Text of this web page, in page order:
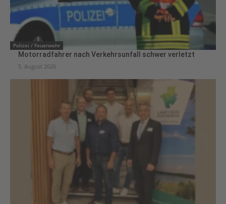
Polizei / Feuerwehr
Motorradfahrer nach Verkehrsunfall schwer verletzt
5. August 2026